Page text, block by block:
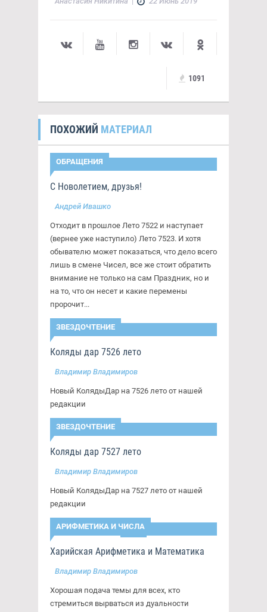
1091
ПОХОЖИЙ МАТЕРИАЛ
ОБРАЩЕНИЯ
С Новолетием, друзья!
Андрей Ивашко
Отходит в прошлое Лето 7522 и наступает
(вернее уже наступило) Лето 7523. И хотя
обывателю может показаться, что дело всего
лишь в смене Чисел, все же стоит обратить
внимание не только на сам Праздник, но и
на то, что он несет и какие перемены
пророчит...
ЗВЕЗДОЧТЕНИЕ
Коляды дар 7526 лето
Владимир Владимиров
Новый КолядыДар на 7526 лето от нашей
редакции
ЗВЕЗДОЧТЕНИЕ
Коляды дар 7527 лето
Владимир Владимиров
Новый КолядыДар на 7527 лето от нашей
редакции
АРИФМЕТИКА И ЧИСЛА
Харийская Арифметика и Математика
Владимир Владимиров
Хорошая подача темы для всех, кто
стремиться вырваться из дуальности